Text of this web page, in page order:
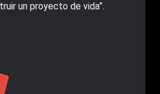
un proyecto de vida”.